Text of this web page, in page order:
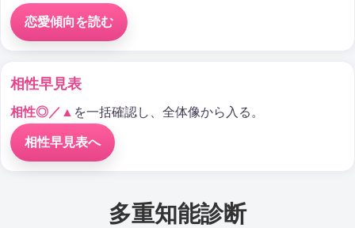
恋愛傾向を読む
相性早見表
相性◎／▲ を一括確認し、全体像から入る。
相性早見表へ
多重知能診断